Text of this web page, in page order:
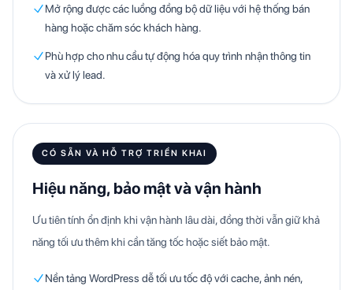
Mở rộng được các luồng đồng bộ dữ liệu với hệ thống bán
hàng hoặc chăm sóc khách hàng.
Phù hợp cho nhu cầu tự động hóa quy trình nhận thông tin
và xử lý lead.
CÓ SẴN VÀ HỖ TRỢ TRIỂN KHAI
Hiệu năng, bảo mật và vận hành
Ưu tiên tính ổn định khi vận hành lâu dài, đồng thời vẫn giữ khả
năng tối ưu thêm khi cần tăng tốc hoặc siết bảo mật.
Nền tảng WordPress dễ tối ưu tốc độ với cache, ảnh nén,